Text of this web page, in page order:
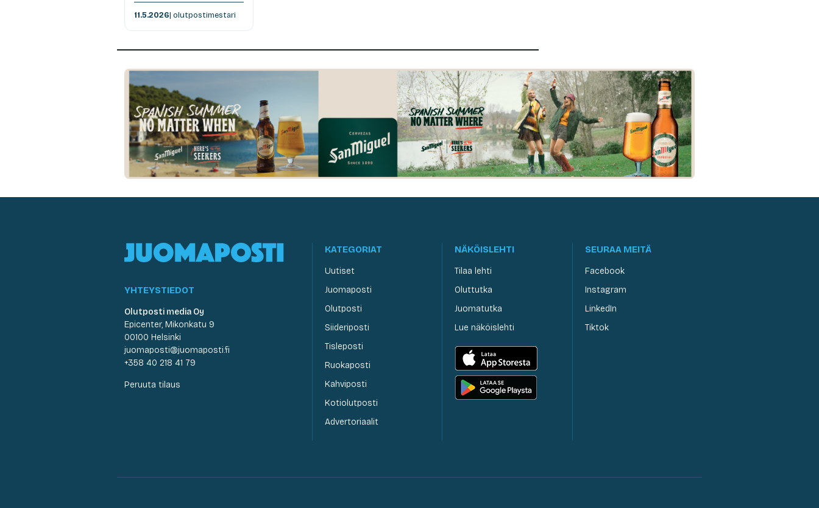
11.5.2026| olutpostimestari
YHTEYSTIEDOT
Olutposti media Oy
Epicenter, Mikonkatu 9
00100 Helsinki
juomaposti@juomaposti.fi
+358 40 218 41 79
Peruuta tilaus
KATEGORIAT
Uutiset
Juomaposti
Olutposti
Siideriposti
Tisleposti
Ruokaposti
Kahviposti
Kotiolutposti
Advertoriaalit
NÄKÖISLEHTI
Tilaa lehti
Oluttutka
Juomatutka
Lue näköislehti
SEURAA MEITÄ
Facebook
Instagram
LinkedIn
Tiktok